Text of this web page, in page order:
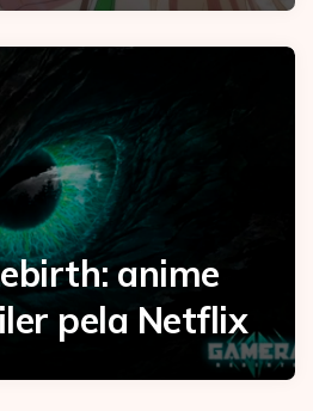
anime
pela Netflix